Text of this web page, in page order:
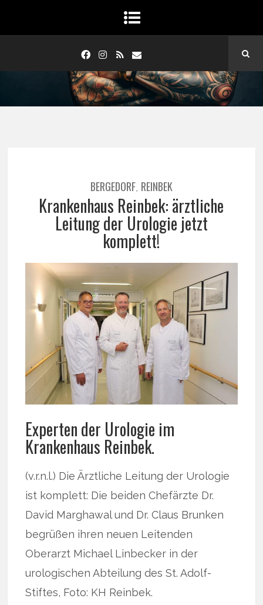
BERGEDORF, REINBEK
Krankenhaus Reinbek: ärztliche
Leitung der Urologie jetzt
komplett!
Experten der Urologie im
Krankenhaus Reinbek.
(v.r.n.l.) Die Ärztliche Leitung der Urologie
ist komplett: Die beiden Chefärzte Dr.
David Marghawal und Dr. Claus Brunken
begrüßen ihren neuen Leitenden
Oberarzt Michael Linbecker in der
urologischen Abteilung des St. Adolf-
Stiftes, Foto: KH Reinbek.